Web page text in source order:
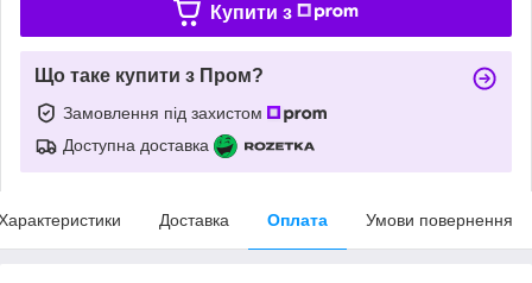
Купити з
Що таке купити з Пром?
Замовлення під захистом
Доступна доставка
Доставка Оплата Умови повернення